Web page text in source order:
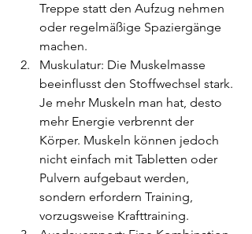
Treppe statt den Aufzug nehmen
oder regelmäßige Spaziergänge
machen.
Muskulatur: Die Muskelmasse
beeinflusst den Stoffwechsel stark.
Je mehr Muskeln man hat, desto
mehr Energie verbrennt der
Körper. Muskeln können jedoch
nicht einfach mit Tabletten oder
Pulvern aufgebaut werden,
sondern erfordern Training,
vorzugsweise Krafttraining.